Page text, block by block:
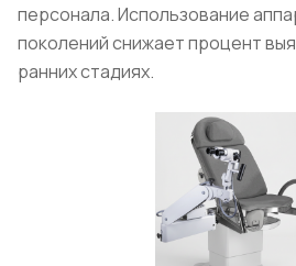
персонала. Использование
поколений снижает процент
ранних стадиях.